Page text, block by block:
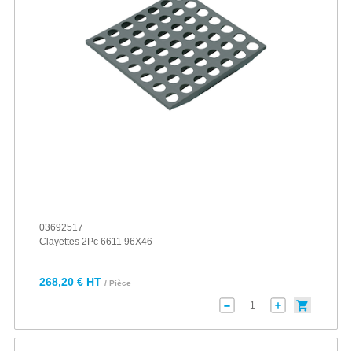
03692517
Clayettes 2Pc 6611 96X46
268,20 € HT / Pièce